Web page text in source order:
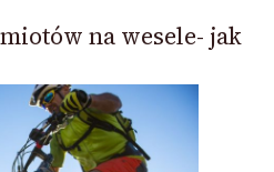
na wesele- jak